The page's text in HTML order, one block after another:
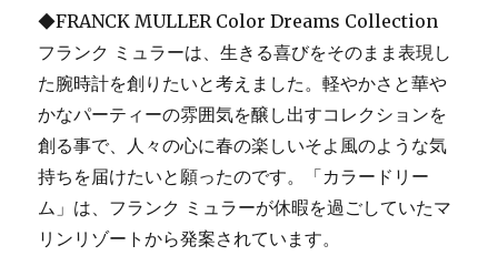
◆FRANCK MULLER Color Dreams Collection
フランク ミュラーは、生きる喜びをそのまま表現し
た腕時計を創りたいと考えました。軽やかさと華や
かなパーティーの雰囲気を醸し出すコレクションを
創る事で、人々の心に春の楽しいそよ風のような気
持ちを届けたいと願ったのです。「カラードリー
ム」は、フランク ミュラーが休暇を過ごしていたマ
リンリゾートから発案されています。